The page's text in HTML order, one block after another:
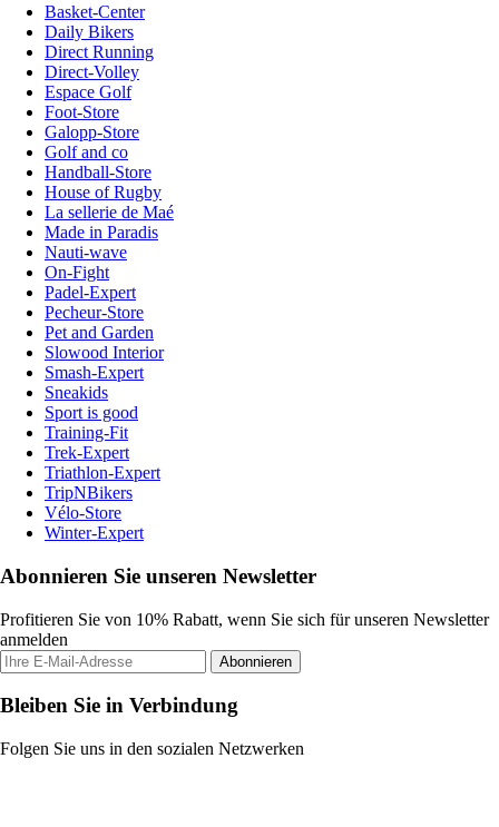
Basket-Center
Daily Bikers
Direct Running
Direct-Volley
Espace Golf
Foot-Store
Galopp-Store
Golf and co
Handball-Store
House of Rugby
La sellerie de Maé
Made in Paradis
Nauti-wave
On-Fight
Padel-Expert
Pecheur-Store
Pet and Garden
Slowood Interior
Smash-Expert
Sneakids
Sport is good
Training-Fit
Trek-Expert
Triathlon-Expert
TripNBikers
Vélo-Store
Winter-Expert
Abonnieren Sie unseren Newsletter
Profitieren Sie von 10% Rabatt, wenn Sie sich für unseren Newsletter
anmelden
Abonnieren
Bleiben Sie in Verbindung
Folgen Sie uns in den sozialen Netzwerken